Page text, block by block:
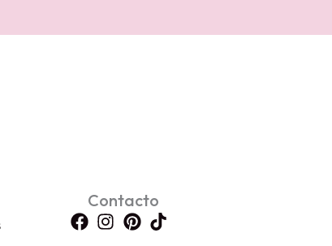
Contacto